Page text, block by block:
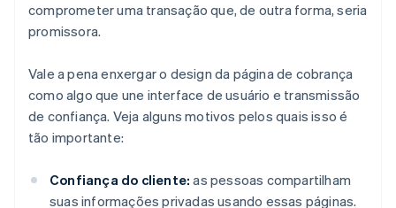
comprometer uma transação que, de outra forma, seria
promissora.
Vale a pena enxergar o design da página de cobrança
como algo que une interface de usuário e transmissão
de confiança. Veja alguns motivos pelos quais isso é
tão importante:
Confiança do cliente: as pessoas compartilham
suas informações privadas usando essas páginas.